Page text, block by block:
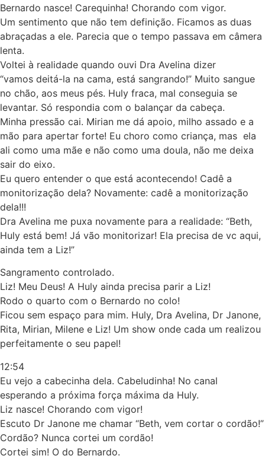
Bernardo nasce! Carequinha! Chorando com vigor.
Um sentimento que não tem definição. Ficamos as duas
abraçadas a ele. Parecia que o tempo passava em câmera
lenta.
Voltei à realidade quando ouvi Dra Avelina dizer
“vamos deitá-la na cama, está sangrando!” Muito sangue
no chão, aos meus pés. Huly fraca, mal conseguia se
levantar. Só respondia com o balançar da cabeça.
Minha pressão cai. Mirian me dá apoio, milho assado e a
mão para apertar forte! Eu choro como criança, mas ela
ali como uma mãe e não como uma doula, não me deixa
sair do eixo.
Eu quero entender o que está acontecendo! Cadê a
monitorização dela? Novamente: cadê a monitorização
dela!!!
Dra Avelina me puxa novamente para a realidade: “Beth,
Huly está bem! Já vão monitorizar! Ela precisa de vc aqui,
ainda tem a Liz!”
Sangramento controlado.
Liz! Meu Deus! A Huly ainda precisa parir a Liz!
Rodo o quarto com o Bernardo no colo!
Ficou sem espaço para mim. Huly, Dra Avelina, Dr Janone,
Rita, Mirian, Milene e Liz! Um show onde cada um realizou
perfeitamente o seu papel!
12:54
Eu vejo a cabecinha dela. Cabeludinha! No canal
esperando a próxima força máxima da Huly.
Liz nasce! Chorando com vigor!
Escuto Dr Janone me chamar “Beth, vem cortar o cordão!”
Cordão? Nunca cortei um cordão!
Cortei sim! O do Bernardo.